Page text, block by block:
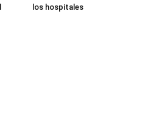
los hospitales